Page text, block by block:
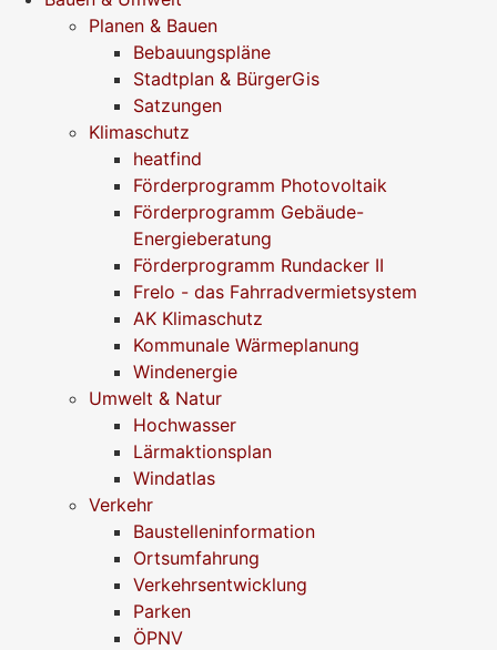
Planen & Bauen
Bebauungspläne
Stadtplan & BürgerGis
Satzungen
Klimaschutz
heatfind
Förderprogramm Photovoltaik
Förderprogramm Gebäude-
Energieberatung
Förderprogramm Rundacker II
Frelo - das Fahrradvermietsystem
AK Klimaschutz
Kommunale Wärmeplanung
Windenergie
Umwelt & Natur
Hochwasser
Lärmaktionsplan
Windatlas
Verkehr
Baustelleninformation
Ortsumfahrung
Verkehrsentwicklung
Parken
ÖPNV